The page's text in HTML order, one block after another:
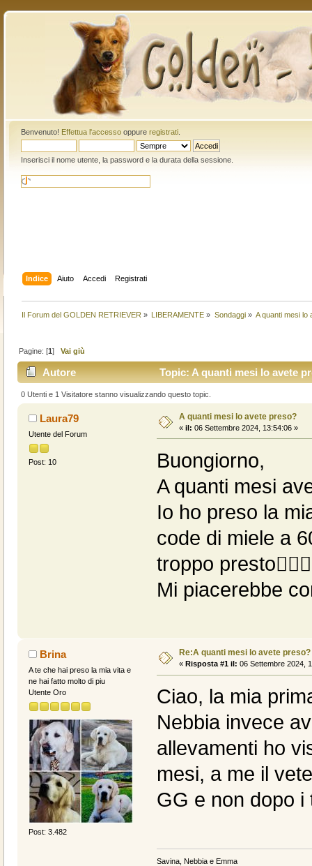
Benvenuto! Effettua l'accessooppure registrati.
Inserisci il nome utente, la password e la durata della sessione.
Indice Aiuto Accedi Registrati
Il Forum del GOLDEN RETRIEVER » LIBERAMENTE » Sondaggi» A quanti mesi
Pagine: [1]Vai giù
Autore Topic: A quanti mesi lo avete
0 Utenti e 1 Visitatore stanno visualizzando questo topic.
Laura79
Utente del Forum
Post: 10
A quanti mesi lo avete preso?
« il: 06 Settembre 2024, 13:54:06 »
Buongiorno,
A quanti mesi
Io ho preso la
code di miele a
troppo presto🤷🏼‍♀️
Mi piacerebbe
Brina
A te che hai preso la mia vita e
ne hai fatto molto di piu
Utente Oro
Post: 3.482
Re:A quanti mesi lo avete preso?
« Risposta #1 il: 06 Settembre 2024,
Ciao, la mia
Nebbia invece
allevamenti ho
mesi, a me il
GG e non dopo i
Savina, Nebbia e Emma